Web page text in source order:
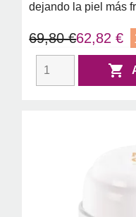
dejando la piel más
69,80 €62,82 €
